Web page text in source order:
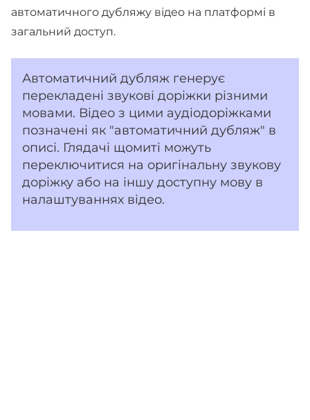
автоматичного дубляжу відео на платформі в
загальний доступ.
Автоматичний дубляж генерує
перекладені звукові доріжки різними
мовами. Відео з цими аудіодоріжками
позначені як "автоматичний дубляж" в
описі. Глядачі щомиті можуть
переключитися на оригінальну звукову
доріжку або на іншу доступну мову в
налаштуваннях відео.